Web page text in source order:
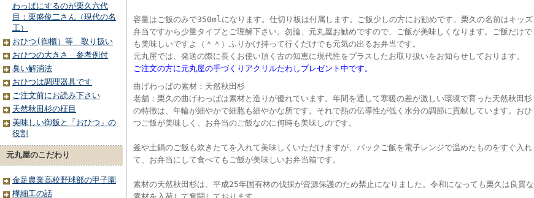
わっぱにするのが栗久六代
目：栗盛俊二さん（現代の名
工）
おひつ(御櫃）等 取り扱い
おひつの大きさ 参考例付
臭い解消法
おひつは調理器具です
ご注文前にお読み下さい
天然秋田杉の柾目
美味しい御飯と「おひつ」の
役割
元丸屋のこだわり
金足農業高校野球部の甲子園
樺細工の話
容量はご飯のみで350mlになります。仕切り板は付属します。ご飯少しの方にお勧めです。栗久の名前はキッズ
弁当ですから少量タイプとご理解下さい。勿論、元丸屋お勧めですので、ご飯が美味しくなります。ご飯だけで
も美味しいですよ（＾＾）ふりかけ持って行くだけでも元気の出るお弁当です。
元丸屋では、発送の際に長くお使い頂く古の知恵に現代性をプラスしたお取り扱いをお知らせしております。
ご注文の方に元丸屋の手づくりアクリルたわしプレゼント中です。
曲げわっぱの素材：天然秋田杉
老舗；栗久の曲げわっぱは素材と造りが優れています。年間を通して寒暖の差が激しい環境で育った天然秋田杉
の特徴は、年輪が細やかで細胞も細やかな所です。それで熱の伝導性が低く水分の調節に貢献しています。おひ
つご飯が美味しく、お弁当のご飯なのに何時も美味しのです。
釜や土鍋のご飯も炊きたてを入れて美味しくいただけますが、パックご飯を電子レンジで温めたものをすぐ入れ
て、お弁当にして食べてもご飯が美味しいお弁当箱です。
素材の天然秋田杉は、平成25年国有林の伐採が資源保護のため禁止になりました。令和になっても栗久は良質な